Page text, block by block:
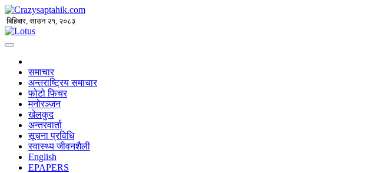
बिहिबार, साउन २१, २०८३
समाचार
अन्तराष्ट्रिय समाचार
फोटो फिचर
मनोरञ्जन
खेलकुद
अन्तरवार्ता
सूचना प्रविधि
स्वास्थ्य जीवनशैली
English
EPAPERS